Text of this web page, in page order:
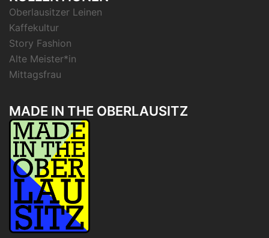
Oberlausitzer Leinen
Kaffekultur
Story Fashion
Alte Meister*in
Mittagsfrau
MADE IN THE OBERLAUSITZ